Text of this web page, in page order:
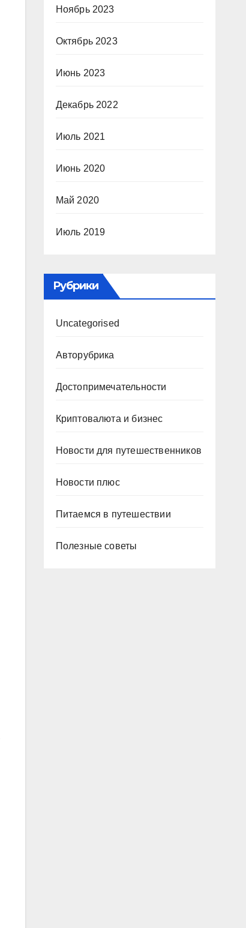
Ноябрь 2023
Октябрь 2023
Июнь 2023
Декабрь 2022
Июль 2021
Июнь 2020
Май 2020
Июль 2019
Рубрики
Uncategorised
Авторубрика
Достопримечательности
Криптовалюта и бизнес
Новости для путешественников
Новости плюс
Питаемся в путешествии
Полезные советы